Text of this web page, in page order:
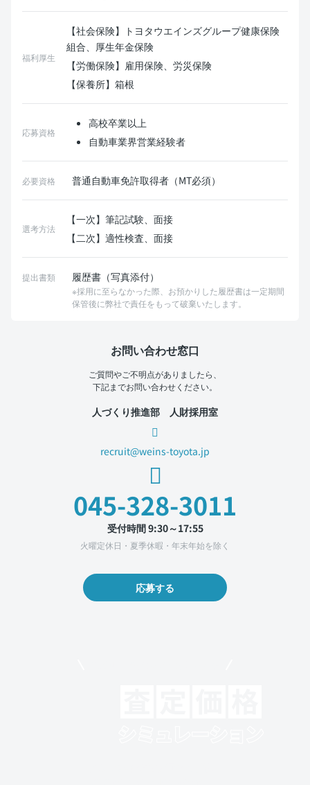
福利厚生
【社会保険】トヨタウエインズグループ健康保険
組合、厚生年金保険
【労働保険】雇用保険、労災保険
【保養所】箱根
応募資格
高校卒業以上
自動車業界営業経験者
必要資格 普通自動車免許取得者（MT必須）
選考方法
【一次】筆記試験、面接
【二次】適性検査、面接
提出書類 履歴書（写真添付）
※採用に至らなかった際、お預かりした履歴書は一定期間
保管後に弊社で責任をもって破棄いたします。
お問い合わせ窓口
ご質問やご不明点がありましたら、
下記までお問い合わせください。
人づくり推進部 人財採用室
recruit@weins-toyota.jp
045-328-3011
受付時間 9:30～17:55
火曜定休日・夏季休暇・年末年始を除く
応募する